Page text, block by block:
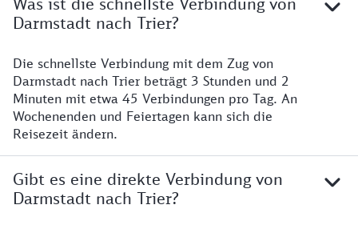
Darmstadt nach Trier?
Die schnellste Verbindung mit dem Zug von
Darmstadt nach Trier beträgt 3 Stunden und 2
Minuten mit etwa 45 Verbindungen pro Tag. An
Wochenenden und Feiertagen kann sich die
Reisezeit ändern.
Gibt es eine direkte Verbindung von
Darmstadt nach Trier?